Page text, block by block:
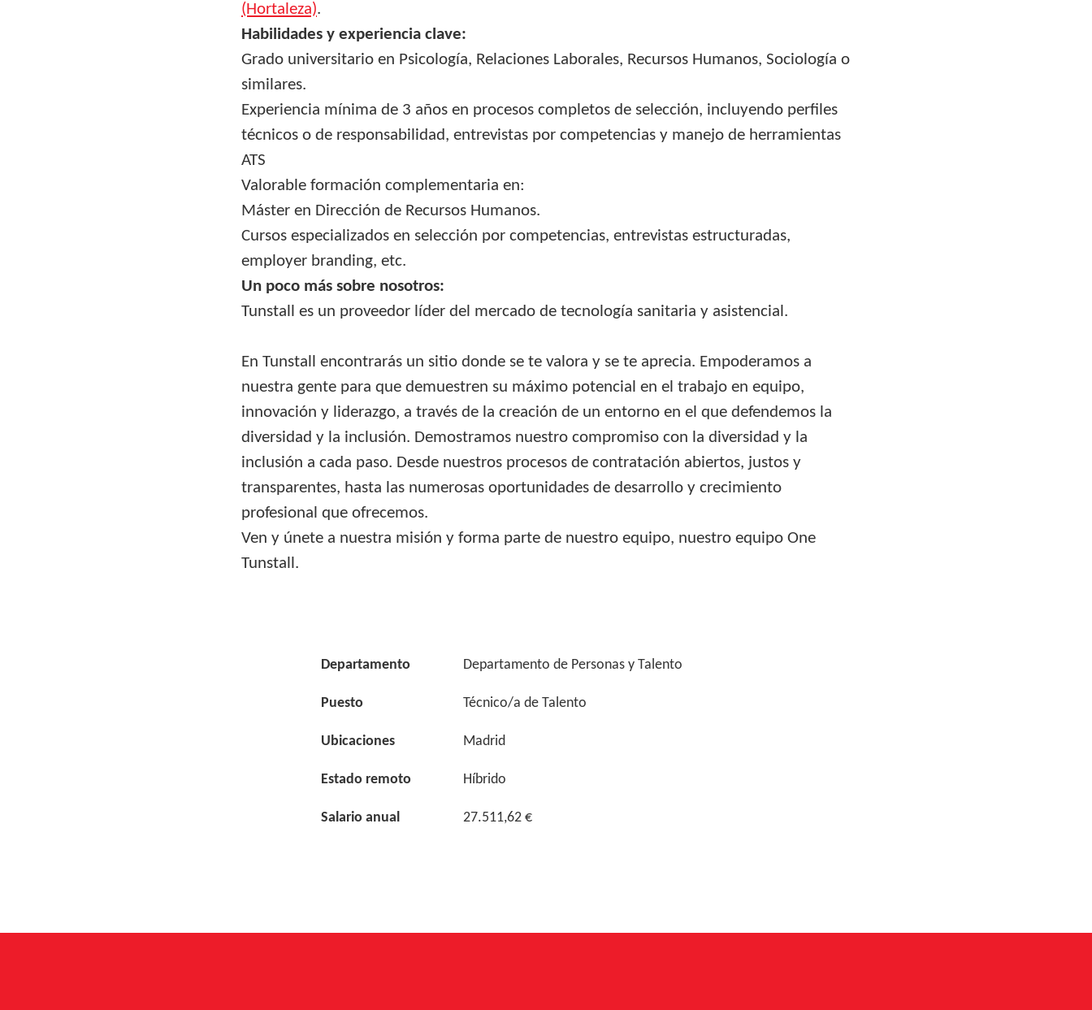
(Hortaleza).
Habilidades y experiencia clave:
Grado universitario en Psicología, Relaciones Laborales, Recursos Humanos, Sociología o
similares.
Experiencia mínima de 3 años en procesos completos de selección, incluyendo perfiles
técnicos o de responsabilidad, entrevistas por competencias y manejo de herramientas
ATS
Valorable formación complementaria en:
Máster en Dirección de Recursos Humanos.
Cursos especializados en selección por competencias, entrevistas estructuradas,
employer branding, etc.
Un poco más sobre nosotros:
Tunstall es un proveedor líder del mercado de tecnología sanitaria y asistencial.
En Tunstall encontrarás un sitio donde se te valora y se te aprecia. Empoderamos a
nuestra gente para que demuestren su máximo potencial en el trabajo en equipo,
innovación y liderazgo, a través de la creación de un entorno en el que defendemos la
diversidad y la inclusión. Demostramos nuestro compromiso con la diversidad y la
inclusión a cada paso. Desde nuestros procesos de contratación abiertos, justos y
transparentes, hasta las numerosas oportunidades de desarrollo y crecimiento
profesional que ofrecemos.
Ven y únete a nuestra misión y forma parte de nuestro equipo, nuestro equipo One
Tunstall.
Departamento Departamento de Personas y Talento
Puesto Técnico/a de Talento
Ubicaciones Madrid
Estado remoto Híbrido
Salario anual 27.511,62 €